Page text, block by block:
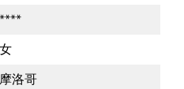
****
女
摩洛哥